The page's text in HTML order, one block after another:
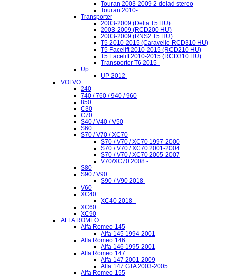
Touran 2003-2009 2-delad stereo
Touran 2010-
Transporter
2003-2009 (Delta T5 HU)
2003-2009 (RCD200 HU)
2003-2009 (RNS2 T5 HU)
T5 2010-2015 (Caravelle RCD310 HU)
T5 Facelift 2010-2015 (RCD210 HU)
T5 Facelift 2010-2015 (RCD310 HU)
Transporter T6 2015 -
Up
UP 2012-
VOLVO
240
740 / 760 / 940 / 960
850
C30
C70
S40 / V40 / V50
S60
S70 / V70 / XC70
S70 / V70 / XC70 1997-2000
S70 / V70 / XC70 2001-2004
S70 / V70 / XC70 2005-2007
V70/XC70 2008 -
S80
S90 / V90
S90 / V90 2018-
V60
XC40
XC40 2018 -
XC60
XC90
ALFA ROMEO
Alfa Romeo 145
Alfa 145 1994-2001
Alfa Romeo 146
Alfa 146 1995-2001
Alfa Romeo 147
Alfa 147 2001-2009
Alfa 147 GTA 2003-2005
Alfa Romeo 155